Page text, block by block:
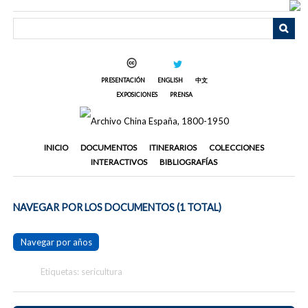
PRESENTACIÓN ENGLISH
中文
EXPOSICIONES
PRENSA
INICIO DOCUMENTOS ITINERARIOS
COLECCIONES
INTERACTIVOS
BIBLIOGRAFÍAS
NAVEGAR POR LOS DOCUMENTOS (1 TOTAL)
Navegar por años
Etiquetas: sericultura